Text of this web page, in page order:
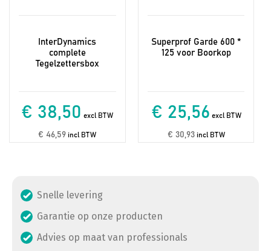
InterDynamics
complete
Tegelzettersbox
€ 38,50 excl BTW
€ 46,59 incl BTW
Superprof Garde 600 *
125 voor Boorkop
€ 25,56 excl BTW
€ 30,93incl BTW
Snelle levering
Garantie op onze producten
Advies op maat van professionals